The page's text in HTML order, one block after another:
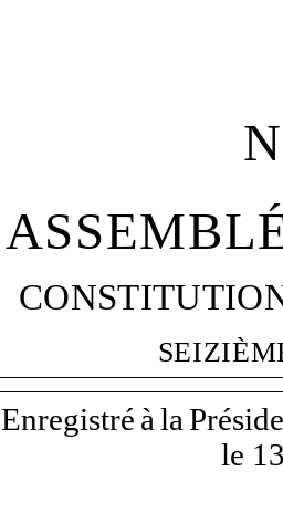
N
Enregistré à la
le